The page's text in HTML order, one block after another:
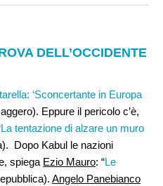
DELL’OCCIDENTE
‘Sconcertante in Europa
Eppure il pericolo c’è,
La tentazione di alzare un muro
Dopo Kabul le nazioni
spiega Ezio Mauro: “Le
Angelo Panebianco